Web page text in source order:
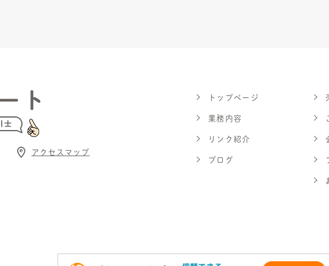
アクセスマップ
トップページ
業務内容
リンク紹介
ブログ